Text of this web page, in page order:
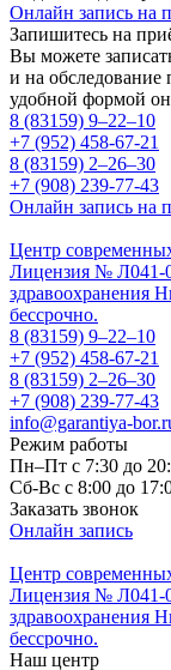
Онлайн запись на
Запишитесь на
Вы можете
и на
удобной формой
8 (83159) 9–22–10
+7 (952) 458-67-21
8 (83159) 2–26–30
+7 (908) 239-77-43
Онлайн запись на
Центр
Лицензия № Л041-
здравоохранения
бессрочно.
8 (83159) 9–22–10
+7 (952) 458-67-21
8 (83159) 2–26–30
+7 (908) 239-77-43
info@garantiya-
Режим работы
Пн–Пт с 7:30 до
Cб-Вс с 8:00 до
Заказать звонок
Онлайн запись
Центр
Лицензия № Л041-
здравоохранения
бессрочно.
Наш центр